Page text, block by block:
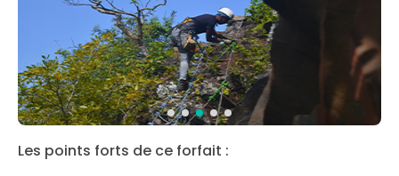
Les points forts de ce forfait :